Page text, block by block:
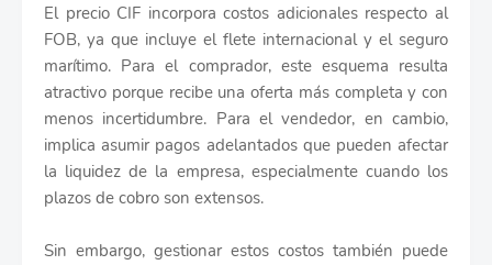
El precio CIF incorpora costos adicionales respecto al
FOB, ya que incluye el flete internacional y el seguro
marítimo. Para el comprador, este esquema resulta
atractivo porque recibe una oferta más completa y con
menos incertidumbre. Para el vendedor, en cambio,
implica asumir pagos adelantados que pueden afectar
la liquidez de la empresa, especialmente cuando los
plazos de cobro son extensos.
Sin embargo, gestionar estos costos también puede